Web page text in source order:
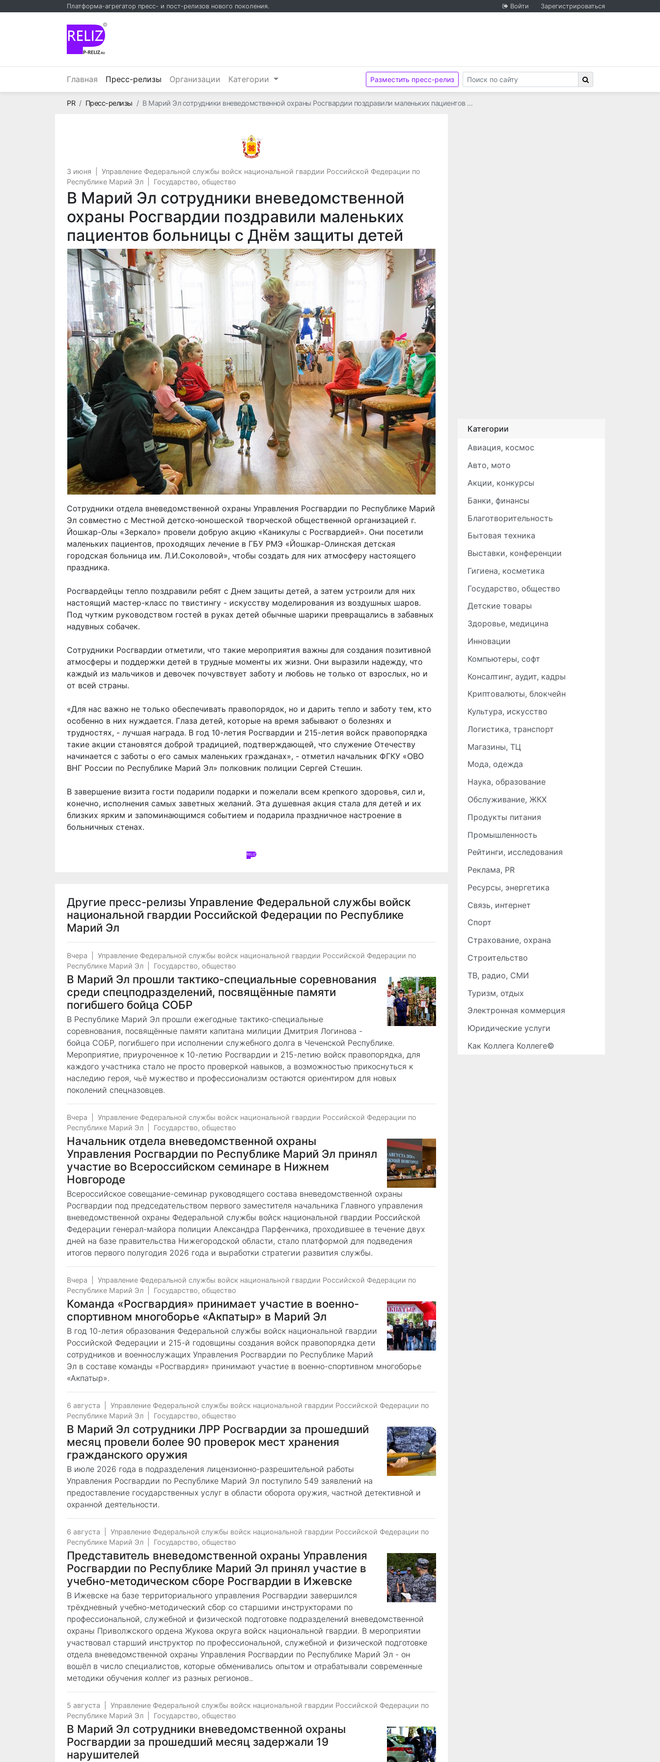
Платформа-агрегатор пресс- и пост-релизов нового поколения. Войти Зарегистрироваться
©
Главная Пресс-релизы (текущий)
Организации Категории Разместить пресс-релиз
PRГлавная
Пресс-релизы В Марий Эл сотрудники вневедомственной охраны Росгвардии поздравили маленьких пациентов …
Управление Федеральной службы войск национальной гвардии Российской Федерации по
3 июня
Управление Федеральной службы войск национальной гвардии Российской Федерации по
Республике Марий Эл
Государство, общество
В Марий Эл сотрудники вневедомственной
охраны Росгвардии поздравили маленьких
пациентов больницы с Днём защиты детей
Сотрудники отдела вневедомственной охраны Управления Росгвардии по Республике Марий
Эл совместно с Местной детско-юношеской творческой общественной организацией г.
Йошкар-Олы «Зеркало» провели добрую акцию «Каникулы с Росгвардией». Они посетили
маленьких пациентов, проходящих лечение в ГБУ РМЭ «Йошкар-Олинская детская
городская больница им. Л.И.Соколовой», чтобы создать для них атмосферу настоящего
праздника.
Росгвардейцы тепло поздравили ребят с Днем защиты детей, а затем устроили для них
настоящий мастер-класс по твистингу - искусству моделирования из воздушных шаров.
Под чутким руководством гостей в руках детей обычные шарики превращались в забавных
надувных собачек.
Сотрудники Росгвардии отметили, что такие мероприятия важны для создания позитивной
атмосферы и поддержки детей в трудные моменты их жизни. Они выразили надежду, что
каждый из мальчиков и девочек почувствует заботу и любовь не только от взрослых, но и
от всей страны.
«Для нас важно не только обеспечивать правопорядок, но и дарить тепло и заботу тем, кто
особенно в них нуждается. Глаза детей, которые на время забывают о болезнях и
трудностях, - лучшая награда. В год 10-летия Росгвардии и 215-летия войск правопорядка
такие акции становятся доброй традицией, подтверждающей, что служение Отечеству
начинается с заботы о его самых маленьких гражданах», - отметил начальник ФГКУ «ОВО
ВНГ России по Республике Марий Эл» полковник полиции Сергей Стешин.
В завершение визита гости подарили подарки и пожелали всем крепкого здоровья, сил и,
конечно, исполнения самых заветных желаний. Эта душевная акция стала для детей и их
близких ярким и запоминающимся событием и подарила праздничное настроение в
больничных стенах.
Другие пресс-релизы Управление Федеральной службы войск
национальной гвардии Российской Федерации по Республике
Марий Эл
Вчера
Управление Федеральной службы войск национальной гвардии Российской Федерации по
Республике Марий Эл
Государство, общество
В Марий Эл прошли тактико-специальные соревнования
среди спецподразделений, посвящённые памяти
погибшего бойца СОБР
В Республике Марий Эл прошли ежегодные тактико-специальные
соревнования, посвящённые памяти капитана милиции Дмитрия Логинова -
бойца СОБР, погибшего при исполнении служебного долга в Чеченской Республике.
Мероприятие, приуроченное к 10-летию Росгвардии и 215-летию войск правопорядка, для
каждого участника стало не просто проверкой навыков, а возможностью прикоснуться к
наследию героя, чьё мужество и профессионализм остаются ориентиром для новых
поколений спецназовцев.
Вчера
Управление Федеральной службы войск национальной гвардии Российской Федерации по
Республике Марий Эл
Государство, общество
Начальник отдела вневедомственной охраны
Управления Росгвардии по Республике Марий Эл принял
участие во Всероссийском семинаре в Нижнем
Новгороде
Всероссийское совещание-семинар руководящего состава вневедомственной охраны
Росгвардии под председательством первого заместителя начальника Главного управления
вневедомственной охраны Федеральной службы войск национальной гвардии Российской
Федерации генерал-майора полиции Александра Парфенчика, проходившее в течение двух
дней на базе правительства Нижегородской области, стало платформой для подведения
итогов первого полугодия 2026 года и выработки стратегии развития службы.
Вчера
Управление Федеральной службы войск национальной гвардии Российской Федерации по
Республике Марий Эл
Государство, общество
Команда «Росгвардия» принимает участие в военно-
спортивном многоборье «Акпатыр» в Марий Эл
В год 10-летия образования Федеральной службы войск национальной гвардии
Российской Федерации и 215-й годовщины создания войск правопорядка дети
сотрудников и военнослужащих Управления Росгвардии по Республике Марий
Эл в составе команды «Росгвардия» принимают участие в военно-спортивном многоборье
«Акпатыр».
6 августа
Управление Федеральной службы войск национальной гвардии Российской Федерации по
Республике Марий Эл
Государство, общество
В Марий Эл сотрудники ЛРР Росгвардии за прошедший
месяц провели более 90 проверок мест хранения
гражданского оружия
В июле 2026 года в подразделения лицензионно-разрешительной работы
Управления Росгвардии по Республике Марий Эл поступило 549 заявлений на
предоставление государственных услуг в области оборота оружия, частной детективной и
охранной деятельности.
6 августа
Управление Федеральной службы войск национальной гвардии Российской Федерации по
Республике Марий Эл
Государство, общество
Представитель вневедомственной охраны Управления
Росгвардии по Республике Марий Эл принял участие в
учебно-методическом сборе Росгвардии в Ижевске
В Ижевске на базе территориального управления Росгвардии завершился
трёхдневный учебно-методический сбор со старшими инструкторами по
профессиональной, служебной и физической подготовке подразделений вневедомственной
охраны Приволжского ордена Жукова округа войск национальной гвардии. В мероприятии
участвовал старший инструктор по профессиональной, служебной и физической подготовке
отдела вневедомственной охраны Управления Росгвардии по Республике Марий Эл - он
вошёл в число специалистов, которые обменивались опытом и отрабатывали современные
методики обучения коллег из разных регионов..
5 августа
Управление Федеральной службы войск национальной гвардии Российской Федерации по
Республике Марий Эл
Государство, общество
В Марий Эл сотрудники вневедомственной охраны
Росгвардии за прошедший месяц задержали 19
нарушителей
Категории
Авиация, космос
Авто, мото
Акции, конкурсы
Банки, финансы
Благотворительность
Бытовая техника
Выставки, конференции
Гигиена, косметика
Государство, общество
Детские товары
Здоровье, медицина
Инновации
Компьютеры, софт
Консалтинг, аудит, кадры
Криптовалюты, блокчейн
Культура, искусство
Логистика, транспорт
Магазины, ТЦ
Мода, одежда
Наука, образование
Обслуживание, ЖКХ
Продукты питания
Промышленность
Рейтинги, исследования
Реклама, PR
Ресурсы, энергетика
Связь, интернет
Спорт
Страхование, охрана
Строительство
ТВ, радио, СМИ
Туризм, отдых
Электронная коммерция
Юридические услуги
Как Коллега Коллеге©